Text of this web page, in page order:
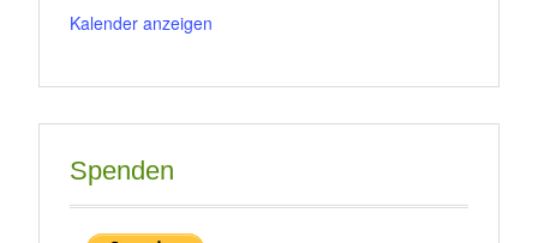
Kalender anzeigen
Spenden